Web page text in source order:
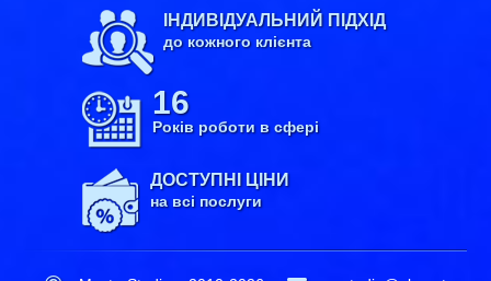
ІНДИВІДУАЛЬНИЙ ПІДХІД
до кожного клієнта
16
Років роботи в сфері
ДОСТУПНІ ЦІНИ
на всі послуги